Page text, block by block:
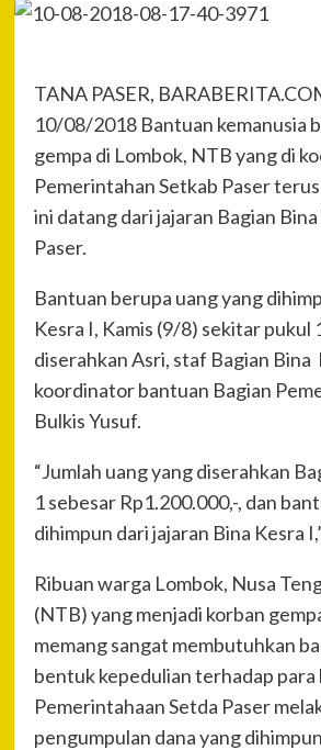
TANA PASER,
10/08/2018 Bantuan kemanusia
gempa di Lombok, NTB yang di
Pemerintahan Setkab Paser
ini datang dari jajaran Bagian
Paser.
Bantuan berupa uang yang
Kesra I, Kamis (9/8) sekitar pukul
diserahkan Asri, staf Bagian Bina
koordinator bantuan Bagian
Bulkis Yusuf.
“Jumlah uang yang diserahkan
1 sebesar Rp1.200.000,-, dan
dihimpun dari jajaran Bina Kesra
Ribuan warga Lombok, Nusa
(NTB) yang menjadi korban
memang sangat membutuhkan
bentuk kepedulian terhadap para
Pemerintahaan Setda Paser
pengumpulan dana yang